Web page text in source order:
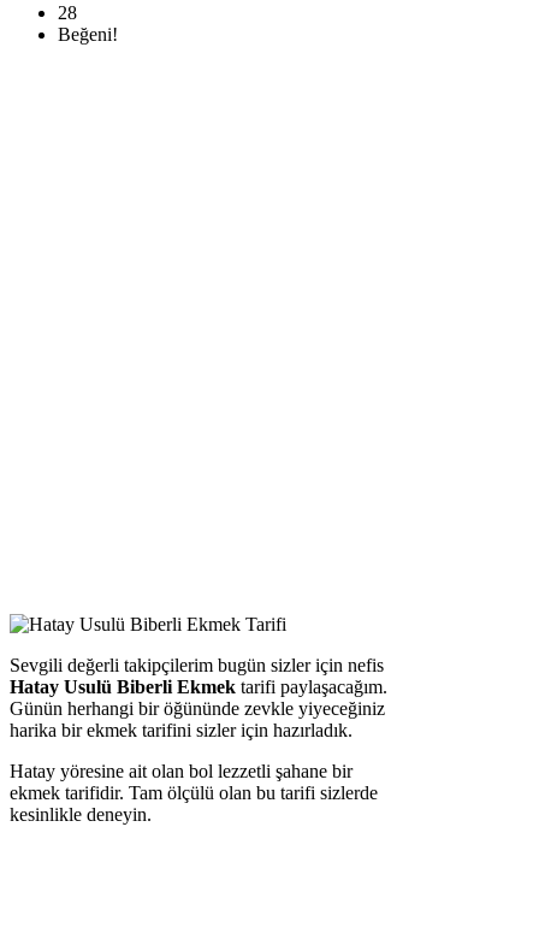
28
Beğeni!
Sevgili değerli takipçilerim bugün sizler için nefis
Hatay Usulü Biberli Ekmek tarifi paylaşacağım.
Günün herhangi bir öğününde zevkle yiyeceğiniz
harika bir ekmek tarifini sizler için hazırladık.
Hatay yöresine ait olan bol lezzetli şahane bir
ekmek tarifidir. Tam ölçülü olan bu tarifi sizlerde
kesinlikle deneyin.